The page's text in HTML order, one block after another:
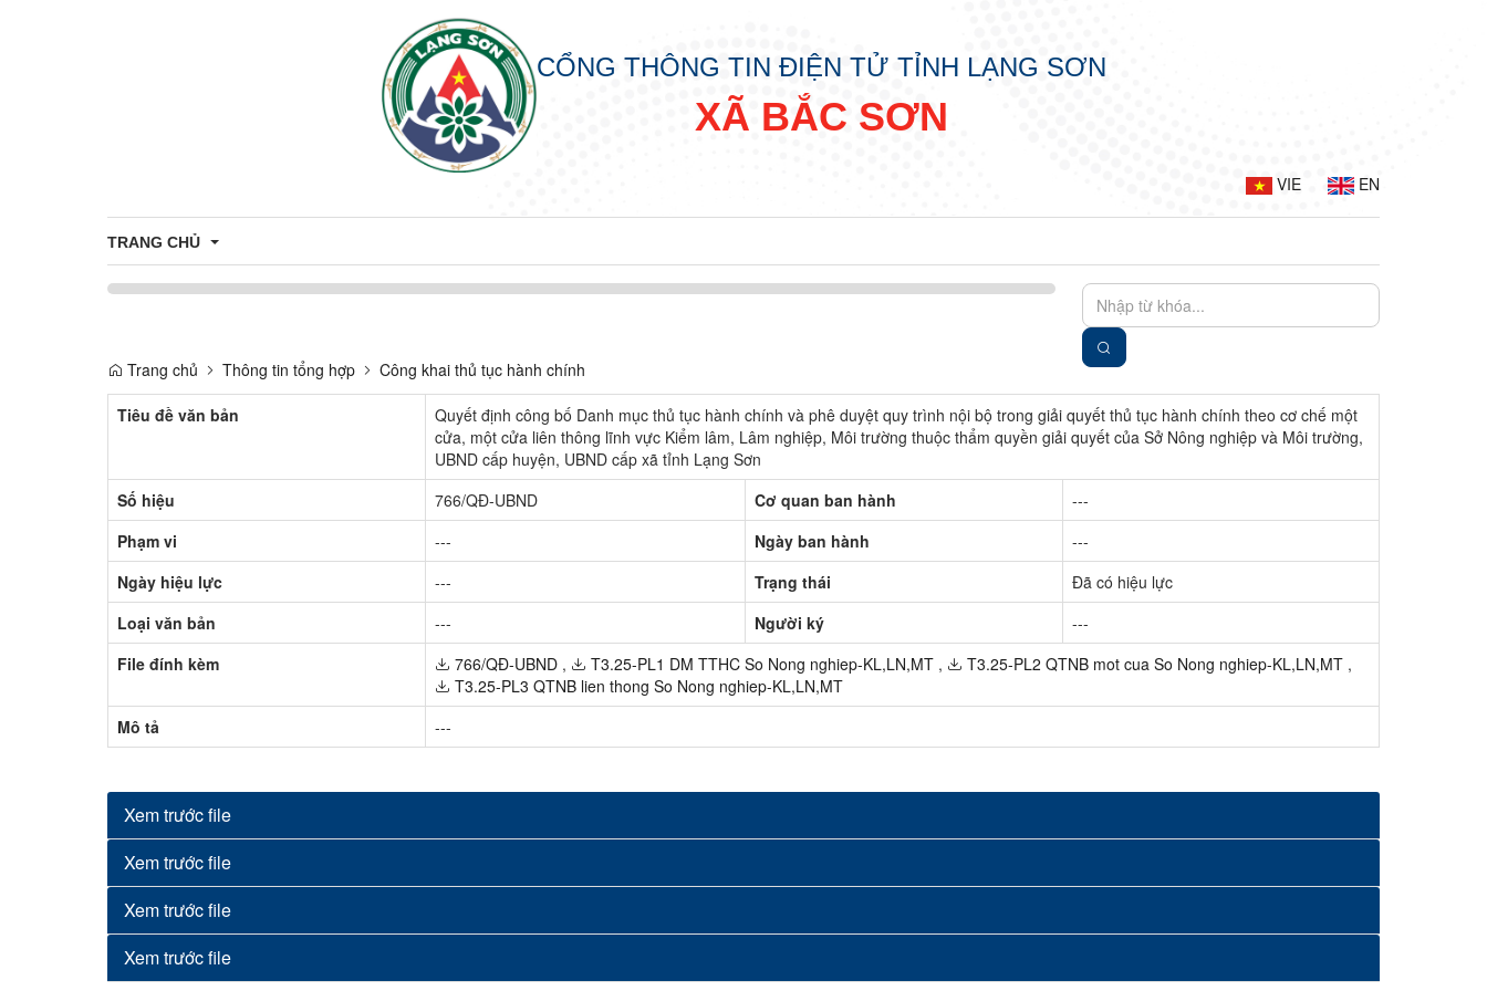
CỔNG THÔNG TIN ĐIỆN TỬ TỈNH LẠNG SƠN
XÃ BẮC SƠN
VIE EN
TRANG CHỦ
Trang chủ
Thông tin tổng hợp Công khai thủ tục hành chính
Tiêu đề văn bản
Quyết định công bố Danh mục thủ tục hành chính và phê duyệt quy trình nội bộ trong giải quyết thủ tục hành chính theo cơ chế một
cửa, một cửa liên thông lĩnh vực Kiểm lâm, Lâm nghiệp, Môi trường thuộc thẩm quyền giải quyết của Sở Nông nghiệp và Môi trường,
UBND cấp huyện, UBND cấp xã tỉnh Lạng Sơn
Số hiệu
766/QĐ-UBND Cơ quan ban hành
---
Phạm vi
--- Ngày ban hành
---
Ngày hiệu lực
--- Trạng thái
Đã có hiệu lực
Loại văn bản
--- Người ký
---
File đính kèm
766/QĐ-UBND , T3.25-PL1 DM TTHC So Nong nghiep-KL,LN,MT , T3.25-PL2 QTNB mot cua So Nong nghiep-KL,LN,MT ,
T3.25-PL3 QTNB lien thong So Nong nghiep-KL,LN,MT
Mô tả
---
Xem trước file
Xem trước file
Xem trước file
Xem trước file